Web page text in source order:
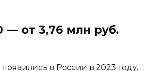
— от 3,76 млн руб.